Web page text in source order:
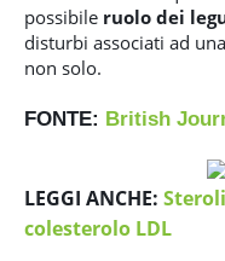
possibile ruolo dei
disturbi associati ad
non solo.
FONTE: British
LEGGI ANCHE:
colesterolo LDL